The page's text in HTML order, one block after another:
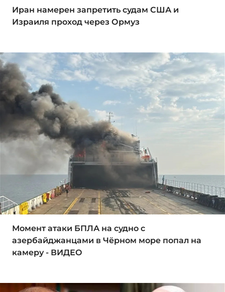
Иран намерен запретить судам США и
Израиля проход через Ормуз
Момент атаки БПЛА на судно с
азербайджанцами в Чёрном море попал на
камеру - ВИДЕО